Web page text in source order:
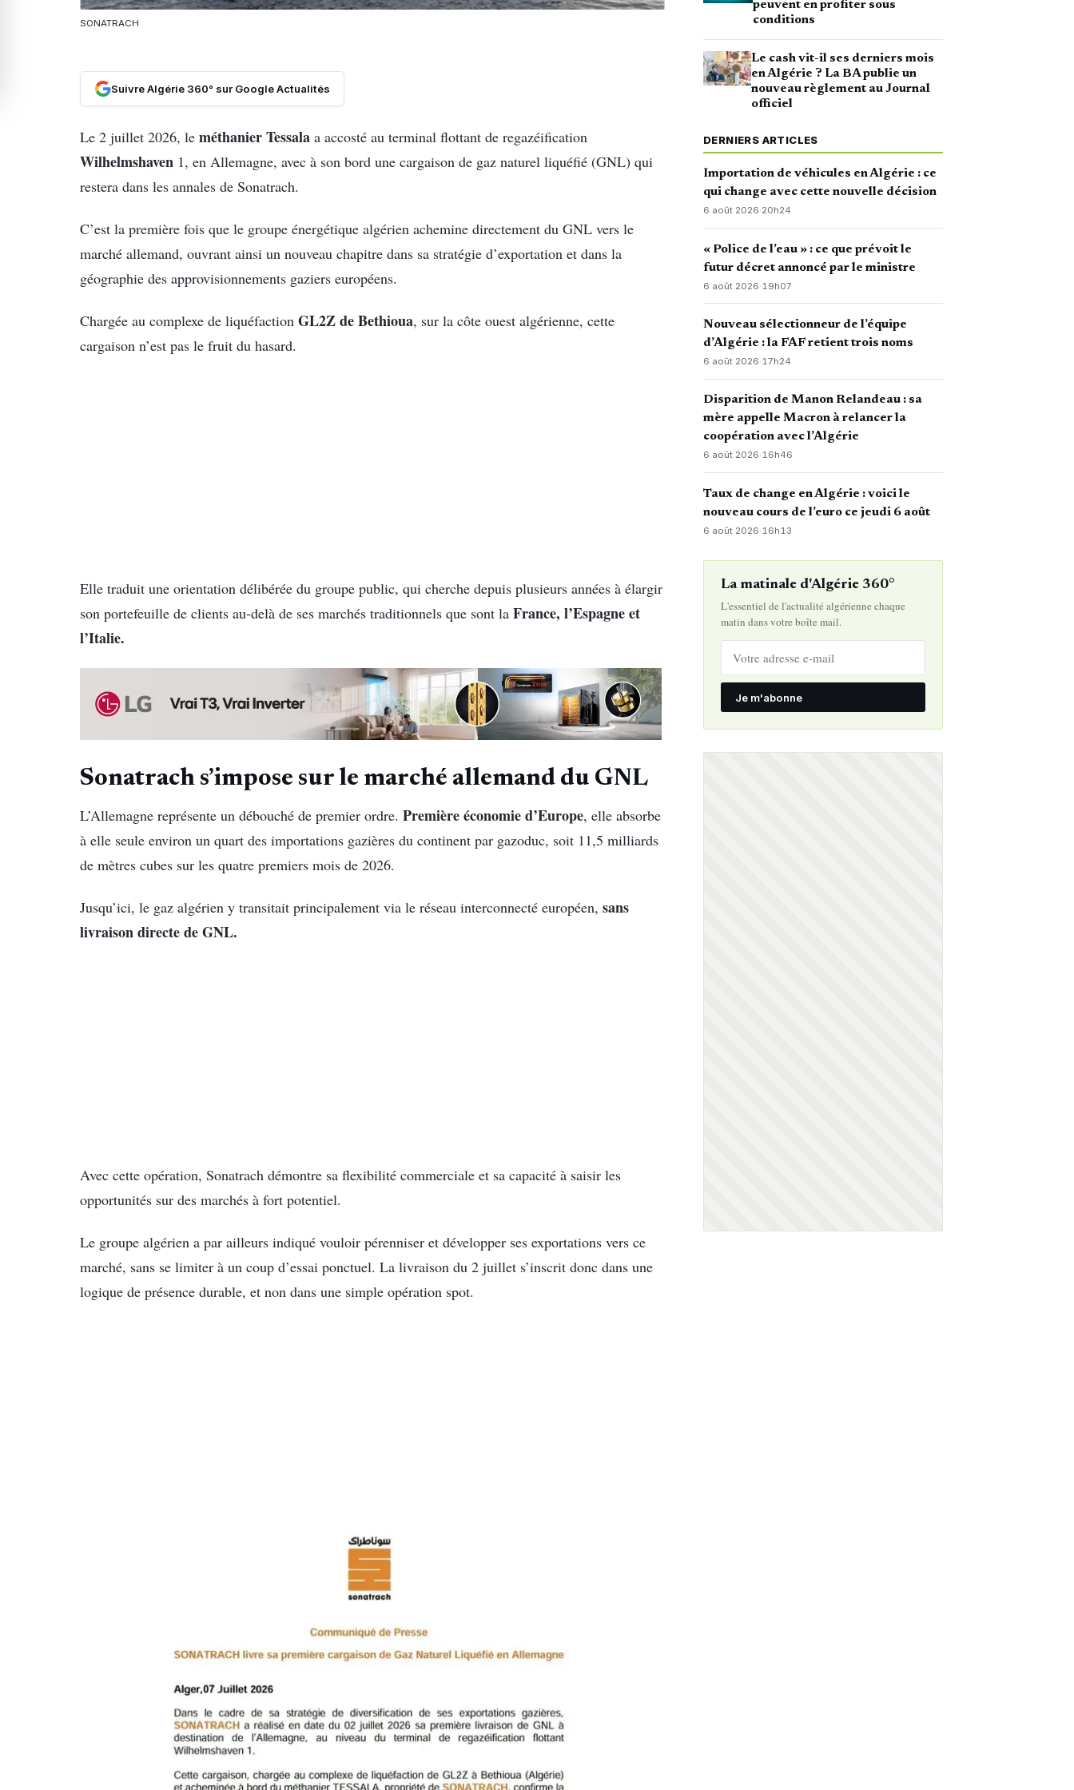
SONATRACH
Suivre Algérie 360° sur Google Actualités
Le 2 juillet 2026, le méthanier Tessala a accosté au terminal flottant de regazéification
Wilhelmshaven 1, en Allemagne, avec à son bord une cargaison de gaz naturel liquéfié (GNL) qui
restera dans les annales de Sonatrach.
C’est la première fois que le groupe énergétique algérien achemine directement du GNL vers le
marché allemand, ouvrant ainsi un nouveau chapitre dans sa stratégie d’exportation et dans la
géographie des approvisionnements gaziers européens.
Chargée au complexe de liquéfaction GL2Z de Bethioua, sur la côte ouest algérienne, cette
cargaison n’est pas le fruit du hasard.
Elle traduit une orientation délibérée du groupe public, qui cherche depuis plusieurs années à élargir
son portefeuille de clients au-delà de ses marchés traditionnels que sont la France, l’Espagne et
l’Italie.
Sonatrach s’impose sur le marché allemand du GNL
L’Allemagne représente un débouché de premier ordre. Première économie d’Europe, elle absorbe
à elle seule environ un quart des importations gazières du continent par gazoduc, soit 11,5 milliards
de mètres cubes sur les quatre premiers mois de 2026.
Jusqu’ici, le gaz algérien y transitait principalement via le réseau interconnecté européen, sans
livraison directe de GNL.
Avec cette opération, Sonatrach démontre sa flexibilité commerciale et sa capacité à saisir les
opportunités sur des marchés à fort potentiel.
Le groupe algérien a par ailleurs indiqué vouloir pérenniser et développer ses exportations vers ce
marché, sans se limiter à un coup d’essai ponctuel. La livraison du 2 juillet s’inscrit donc dans une
logique de présence durable, et non dans une simple opération spot.
peuvent en profiter sous
conditions
Le cash vit-il ses derniers mois
en Algérie ? La BA publie un
nouveau règlement au Journal
officiel
DERNIERS ARTICLES
Importation de véhicules en Algérie : ce
qui change avec cette nouvelle décision
6 août 2026·20h24
« Police de l’eau » : ce que prévoit le
futur décret annoncé par le ministre
6 août 2026· 19h07
Nouveau sélectionneur de l’équipe
d’Algérie : la FAF retient trois noms
6 août 2026·17h24
Disparition de Manon Relandeau : sa
mère appelle Macron à relancer la
coopération avec l’Algérie
6 août 2026·16h46
Taux de change en Algérie : voici le
nouveau cours de l’euro ce jeudi 6 août
6 août 2026· 16h13
La matinale d'Algérie 360°
L'essentiel de l'actualité algérienne chaque
matin dans votre boîte mail.
Je m'abonne